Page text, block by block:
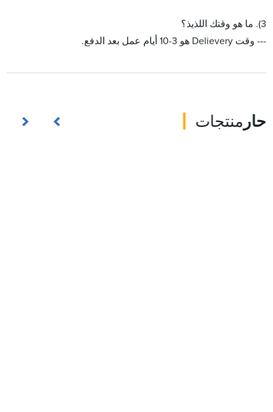
3). ما هو وقتك اللذيذ؟
--- وقت Delievery هو 3-10 أيام عمل بعد الدفع.
حار منتجات